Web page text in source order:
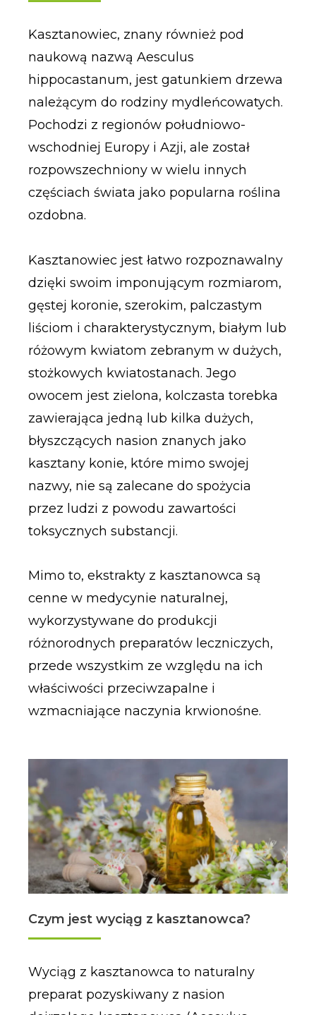
Kasztanowiec, znany również pod
naukową nazwą Aesculus
hippocastanum, jest gatunkiem drzewa
należącym do rodziny mydleńcowatych.
Pochodzi z regionów południowo-
wschodniej Europy i Azji, ale został
rozpowszechniony w wielu innych
częściach świata jako popularna roślina
ozdobna.
Kasztanowiec jest łatwo rozpoznawalny
dzięki swoim imponującym rozmiarom,
gęstej koronie, szerokim, palczastym
liściom i charakterystycznym, białym lub
różowym kwiatom zebranym w dużych,
stożkowych kwiatostanach. Jego
owocem jest zielona, kolczasta torebka
zawierająca jedną lub kilka dużych,
błyszczących nasion znanych jako
kasztany konie, które mimo swojej
nazwy, nie są zalecane do spożycia
przez ludzi z powodu zawartości
toksycznych substancji.
Mimo to, ekstrakty z kasztanowca są
cenne w medycynie naturalnej,
wykorzystywane do produkcji
różnorodnych preparatów leczniczych,
przede wszystkim ze względu na ich
właściwości przeciwzapalne i
wzmacniające naczynia krwionośne.
Czym jest wyciąg z kasztanowca?
Wyciąg z kasztanowca to naturalny
preparat pozyskiwany z nasion